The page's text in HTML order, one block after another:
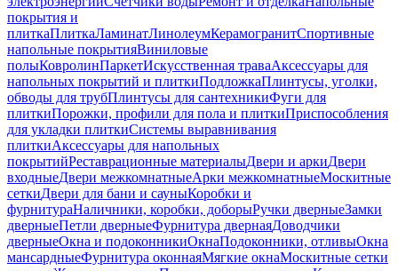
покрытия и
плиткаПлиткаЛаминатЛинолеумКерамогранитСпортивные
напольные покрытияВиниловые
полыКовролинПаркетИскусственная траваАксессуары для
напольных покрытий и плиткиПодложкаПлинтусы, уголки,
обводы для трубПлинтусы для сантехникиФуги для
плиткиПорожки, профили для пола и плиткиПриспособления
для укладки плиткиСистемы выравнивания
плиткиАксессуары для напольных
покрытийРеставрационные материалыДвери и аркиДвери
входныеДвери межкомнатныеАрки межкомнатныеМоскитные
сеткиДвери для бани и сауныКоробки и
фурнитураНаличники, коробки, доборыРучки дверныеЗамки
дверныеПетли дверныеФурнитура двернаяДоводчики
дверныеОкна и подоконникиОкнаПодоконники, отливыОкна
мансардныеФурнитура оконнаяМягкие окнаМоскитные сетки